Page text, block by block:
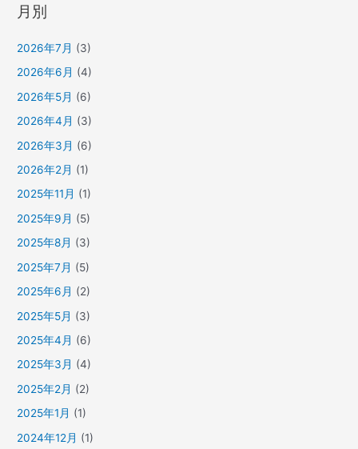
ス
に
て
月別
2026年7月 (3)
2026年6月 (4)
2026年5月 (6)
2026年4月 (3)
2026年3月 (6)
2026年2月 (1)
2025年11月 (1)
2025年9月 (5)
2025年8月 (3)
2025年7月 (5)
2025年6月 (2)
2025年5月 (3)
2025年4月 (6)
2025年3月 (4)
2025年2月 (2)
2025年1月 (1)
2024年12月 (1)